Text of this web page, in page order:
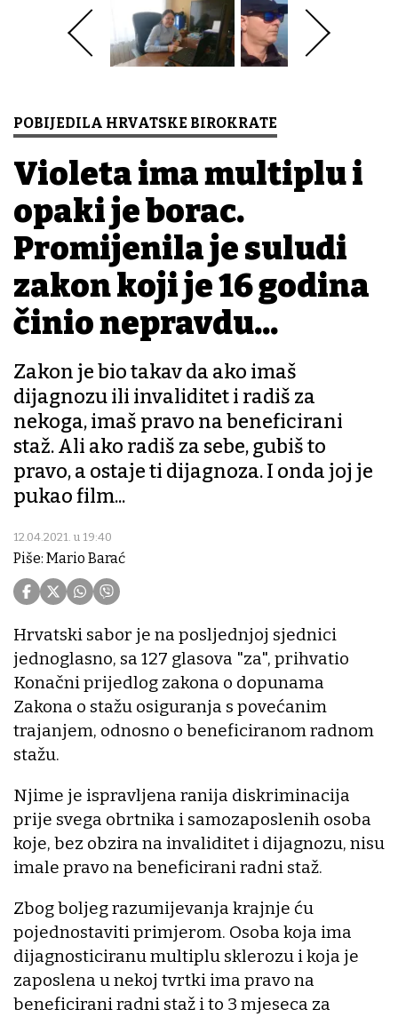
POBIJEDILA HRVATSKE BIROKRATE
Violeta ima multiplu i
opaki je borac.
Promijenila je suludi
zakon koji je 16 godina
činio nepravdu...
Zakon je bio takav da ako imaš
dijagnozu ili invaliditet i radiš za
nekoga, imaš pravo na beneficirani
staž. Ali ako radiš za sebe, gubiš to
pravo, a ostaje ti dijagnoza. I onda joj je
pukao film...
12.04.2021. u 19:40
Piše: Mario Barać
Hrvatski sabor je na posljednjoj sjednici
jednoglasno, sa 127 glasova "za", prihvatio
Konačni prijedlog zakona o dopunama
Zakona o stažu osiguranja s povećanim
trajanjem, odnosno o beneficiranom radnom
stažu.
Njime je ispravljena ranija diskriminacija
prije svega obrtnika i samozaposlenih osoba
koje, bez obzira na invaliditet i dijagnozu, nisu
imale pravo na beneficirani radni staž.
Zbog boljeg razumijevanja krajnje ću
pojednostaviti primjerom. Osoba koja ima
dijagnosticiranu multiplu sklerozu i koja je
zaposlena u nekoj tvrtki ima pravo na
beneficirani radni staž i to 3 mjeseca za